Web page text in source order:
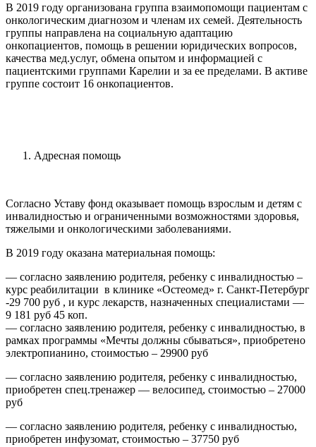
В 2019 году организована группа взаимопомощи пациентам с
онкологическим диагнозом и членам их семей. Деятельность
группы направлена на социальную адаптацию
онкопациентов, помощь в решении юридических вопросов,
качества мед.услуг, обмена опытом и информацией с
пациентскими группами Карелии и за ее пределами. В активе
группе состоит 16 онкопациентов.
Адресная помощь
Согласно Уставу фонд оказывает помощь взрослым и детям с
инвалидностью и ограниченными возможностями здоровья,
тяжелыми и онкологическими заболеваниями.
В 2019 году оказана материальная помощь:
— согласно заявлению родителя, ребенку с инвалидностью –
курс реабилитации в клинике «Остеомед» г. Санкт-Петербург
-29 700 руб , и курс лекарств, назначенных специалистами —
9 181 руб 45 коп.
— согласно заявлению родителя, ребенку с инвалидностью, в
рамках программы «Мечты должны сбываться», приобретено
электропианино, стоимостью – 29900 руб
— согласно заявлению родителя, ребенку с инвалидностью,
приобретен спец.тренажер — велосипед, стоимостью – 27000
руб
— согласно заявлению родителя, ребенку с инвалидностью,
приобретен инфузомат, стоимостью – 37750 руб